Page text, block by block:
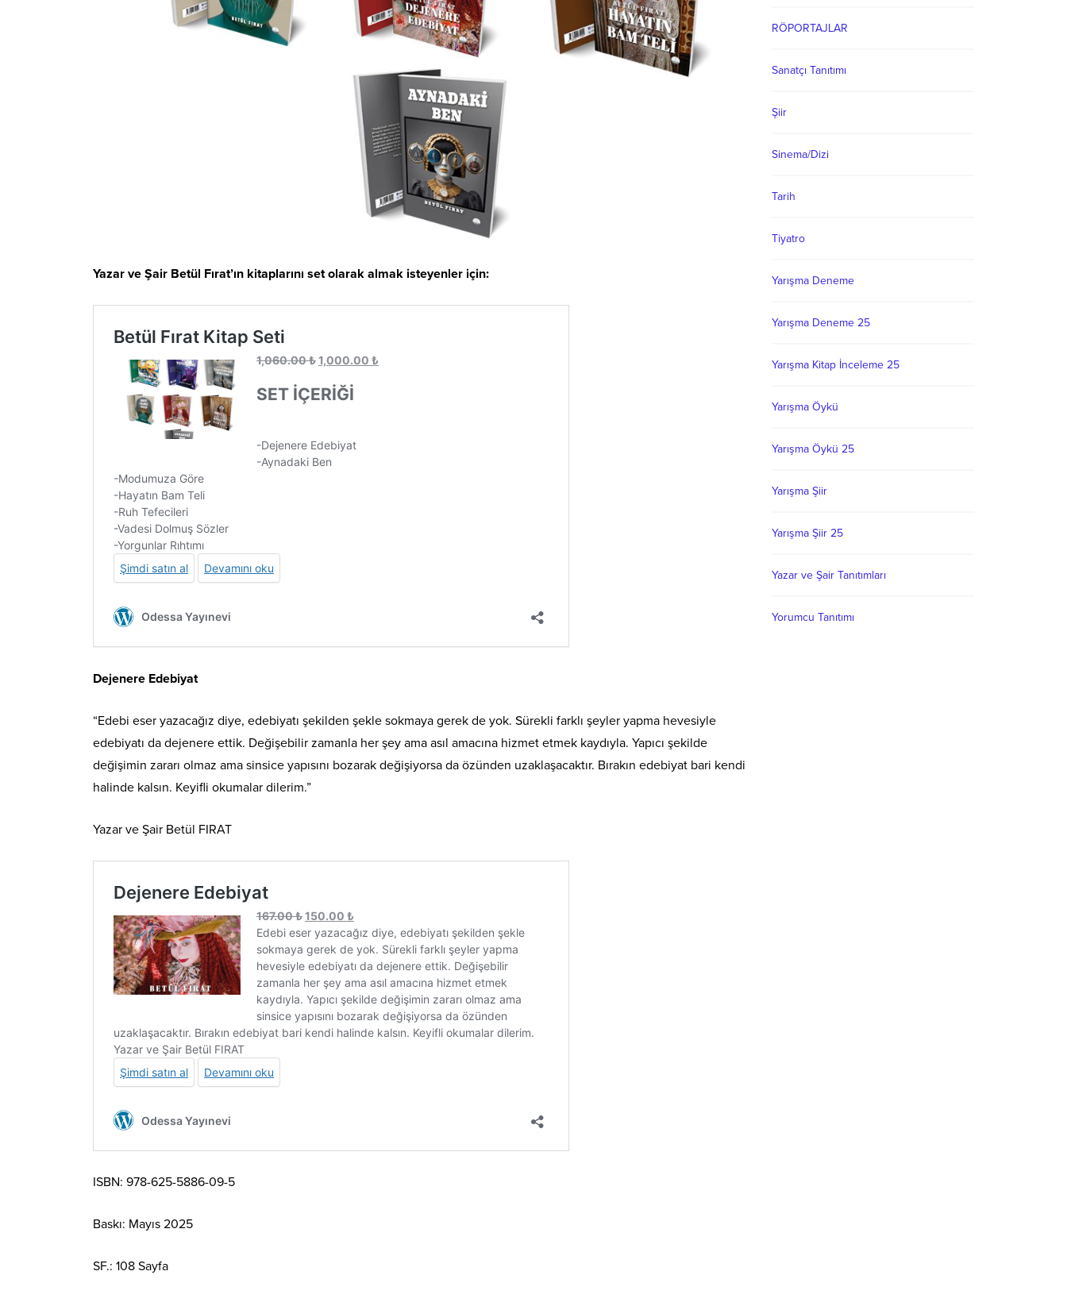
Yazar ve Şair Betül Fırat’ın kitaplarını set olarak almak isteyenler için:
Dejenere Edebiyat
“Edebi eser yazacağız diye, edebiyatı şekilden şekle sokmaya gerek de yok. Sürekli farklı şeyler yapma hevesiyle
edebiyatı da dejenere ettik. Değişebilir zamanla her şey ama asıl amacına hizmet etmek kaydıyla. Yapıcı şekilde
değişimin zararı olmaz ama sinsice yapısını bozarak değişiyorsa da özünden uzaklaşacaktır. Bırakın edebiyat bari kendi
halinde kalsın. Keyifli okumalar dilerim.”
Yazar ve Şair Betül FIRAT
ISBN: 978-625-5886-09-5
Baskı: Mayıs 2025
SF.: 108 Sayfa
RÖPORTAJLAR
Sanatçı Tanıtımı
Şiir
Sinema/Dizi
Tarih
Tiyatro
Yarışma Deneme
Yarışma Deneme 25
Yarışma Kitap İnceleme 25
Yarışma Öykü
Yarışma Öykü 25
Yarışma Şiir
Yarışma Şiir 25
Yazar ve Şair Tanıtımları
Yorumcu Tanıtımı